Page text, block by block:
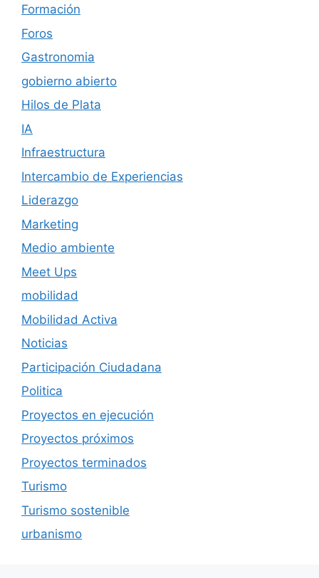
Formación
Foros
Gastronomia
gobierno abierto
Hilos de Plata
IA
Infraestructura
Intercambio de Experiencias
Liderazgo
Marketing
Medio ambiente
Meet Ups
mobilidad
Mobilidad Activa
Noticias
Participación Ciudadana
Politica
Proyectos en ejecución
Proyectos próximos
Proyectos terminados
Turismo
Turismo sostenible
urbanismo